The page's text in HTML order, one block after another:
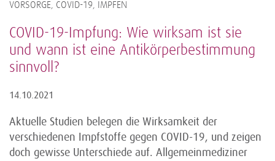
VORSORGE, COVID-19, IMPFEN
COVID-19-Impfung: Wie wirksam ist sie
und wann ist eine Antikörperbestimmung
sinnvoll?
14.10.2021
Aktuelle Studien belegen die Wirksamkeit der
verschiedenen Impfstoffe gegen COVID-19, und zeigen
doch gewisse Unterschiede auf. Allgemeinmediziner